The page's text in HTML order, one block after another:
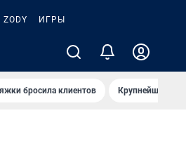
ZODY ИГРЫ
бросила клиентов Крупнейшие